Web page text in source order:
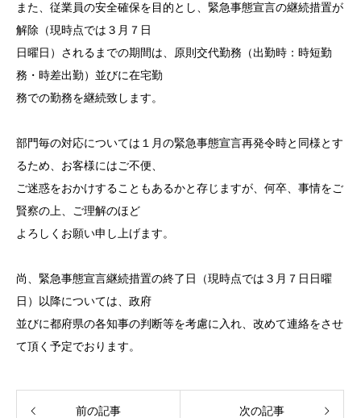
また、従業員の安全確保を目的とし、緊急事態宣言の継続措置が
解除（現時点では３月７日
日曜日）されるまでの期間は、原則交代勤務（出勤時：時短勤
務・時差出勤）並びに在宅勤
務での勤務を継続致します。
部門毎の対応については１月の緊急事態宣言再発令時と同様とす
るため、お客様にはご不便、
ご迷惑をおかけすることもあるかと存じますが、何卒、事情をご
賢察の上、ご理解のほど
よろしくお願い申し上げます。
尚、緊急事態宣言継続措置の終了日（現時点では３月７日日曜
日）以降については、政府
並びに都府県の各知事の判断等を考慮に入れ、改めて連絡をさせ
て頂く予定でおります。
前の記事 次の記事